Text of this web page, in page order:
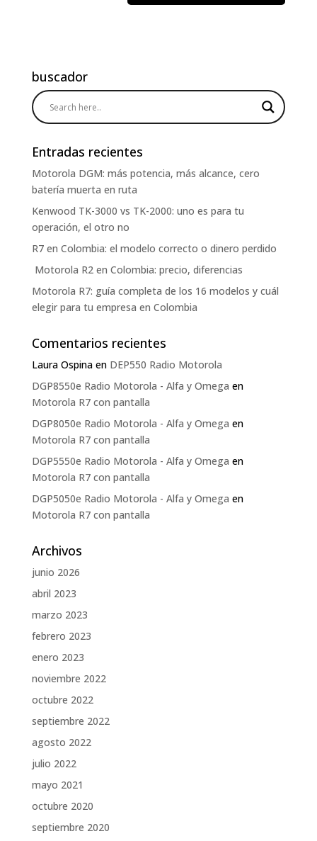
buscador
Entradas recientes
Motorola DGM: más potencia, más alcance, cero
batería muerta en ruta
Kenwood TK-3000 vs TK-2000: uno es para tu
operación, el otro no
R7 en Colombia: el modelo correcto o dinero perdido
Motorola R2 en Colombia: precio, diferencias
Motorola R7: guía completa de los 16 modelos y cuál
elegir para tu empresa en Colombia
Comentarios recientes
Laura Ospinaen DEP550 Radio Motorola
DGP8550e Radio Motorola - Alfa y Omega en
Motorola R7 con pantalla
DGP8050e Radio Motorola - Alfa y Omega en
Motorola R7 con pantalla
DGP5550e Radio Motorola - Alfa y Omega en
Motorola R7 con pantalla
DGP5050e Radio Motorola - Alfa y Omega en
Motorola R7 con pantalla
Archivos
junio 2026
abril 2023
marzo 2023
febrero 2023
enero 2023
noviembre 2022
octubre 2022
septiembre 2022
agosto 2022
julio 2022
mayo 2021
octubre 2020
septiembre 2020